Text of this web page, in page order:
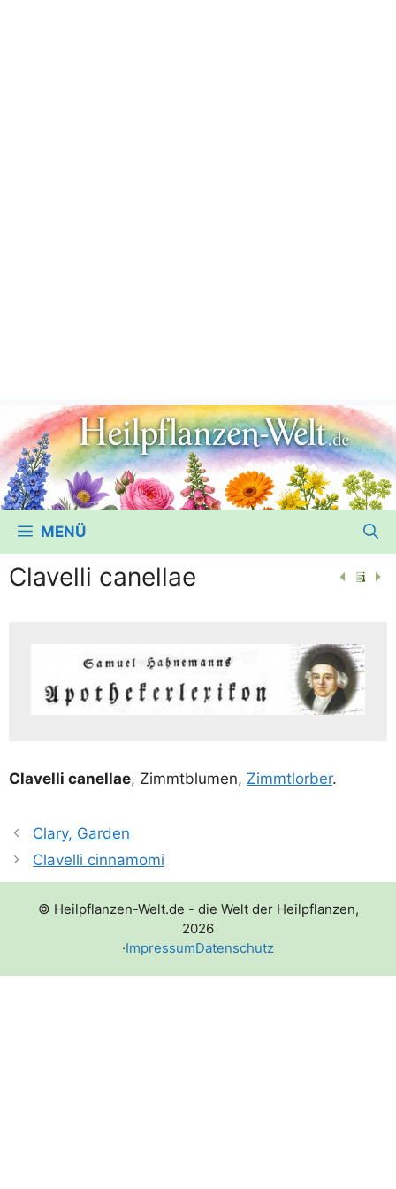
MENÜ
Clavelli canellae
Cla­vel­li canell­ae, Zimmt­blu­men, Zimmt­lor­ber.
Clary, Garden
Clavelli cinnamomi
© Heilpflanzen-Welt.de - die Welt der Heilpflanzen,
2026
·ImpressumDatenschutz